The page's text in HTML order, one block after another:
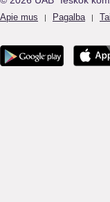
Apie mus | Pagalba |